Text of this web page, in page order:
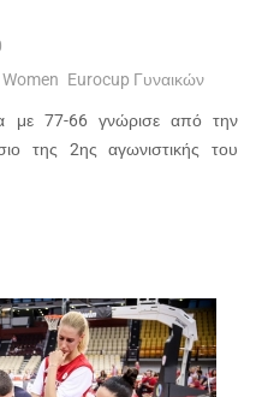
Eurocup Γυναικών
με 77-66 γνώρισε από την
της 2ης αγωνιστικής του